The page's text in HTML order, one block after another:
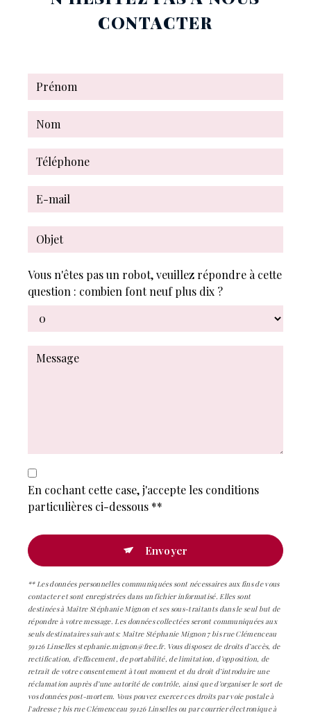
CONTACTER
Vous n'êtes pas un robot, veuillez répondre à cette
question : combien font neuf plus dix ?
En cochant cette case, j'accepte les conditions
particulières ci-dessous **
Envoyer
** Les données personnelles communiquées sont nécessaires aux fins de vous
contacter et sont enregistrées dans un fichier informatisé. Elles sont
destinées à Maître Stéphanie Mignon et ses sous-traitants dans le seul but de
répondre à votre message. Les données collectées seront communiquées aux
seuls destinataires suivants: Maître Stéphanie Mignon 7 bis rue Clémenceau
59126 Linselles stephanie.mignon@free.fr. Vous disposez de droits d’accès, de
rectification, d’effacement, de portabilité, de limitation, d’opposition, de
retrait de votre consentement à tout moment et du droit d’introduire une
réclamation auprès d’une autorité de contrôle, ainsi que d’organiser le sort de
vos données post-mortem. Vous pouvez exercer ces droits par voie postale à
l'adresse 7 bis rue Clémenceau 59126 Linselles ou par courrier électronique à